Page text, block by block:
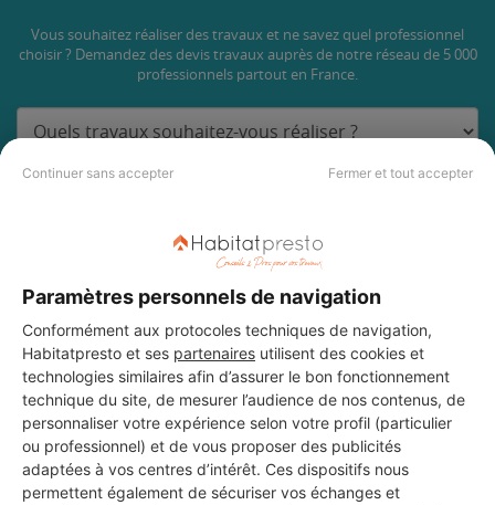
Continuer sans accepter Fermer et tout accepter
Paramètres personnels de navigation
Conformément aux protocoles techniques de navigation,
Habitatpresto et ses partenaires utilisent des cookies et
technologies similaires afin d’assurer le bon fonctionnement
technique du site, de mesurer l’audience de nos contenus, de
personnaliser votre expérience selon votre profil (particulier
ou professionnel) et de vous proposer des publicités
adaptées à vos centres d’intérêt. Ces dispositifs nous
permettent également de sécuriser vos échanges et
Vous souhaitez réaliser des travaux et ne savez quel professionnel
choisir ? Demandez des devis travaux auprès de notre réseau de 5 000
professionnels partout en France.
DEMANDER UN DEVIS